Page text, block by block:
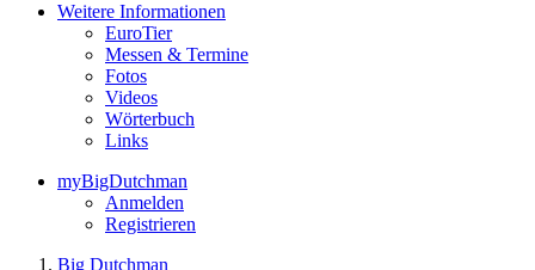
Weitere Informationen
EuroTier
Messen & Termine
Fotos
Videos
Wörterbuch
Links
myBigDutchman
Anmelden
Registrieren
Big Dutchman